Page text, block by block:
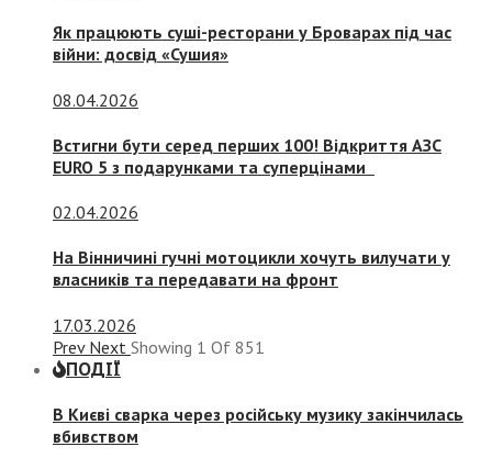
Як працюють суші-ресторани у Броварах під час
війни: досвід «Сушия»
08.04.2026
Встигни бути серед перших 100! Відкриття АЗС
EURO 5 з подарунками та суперцінами
02.04.2026
На Вінничині гучні мотоцикли хочуть вилучати у
власників та передавати на фронт
17.03.2026
Prev Next Showing 1 Of 851
ПОДІЇ
В Києві сварка через російську музику закінчилась
вбивством